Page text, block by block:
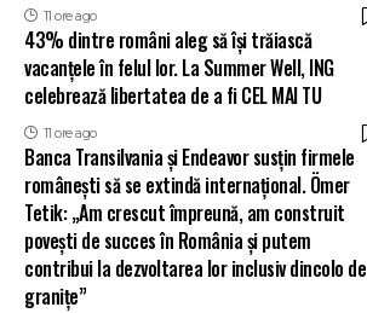
11 ore ago
43% dintre români aleg să își trăiască
vacanțele în felul lor. La Summer Well, ING
celebrează libertatea de a fi CEL MAI TU
11 ore ago
Banca Transilvania și Endeavor susțin firmele
românești să se extindă internațional. Ömer
Tetik: „Am crescut împreună, am construit
povești de succes în România și putem
contribui la dezvoltarea lor inclusiv dincolo de
granițe”